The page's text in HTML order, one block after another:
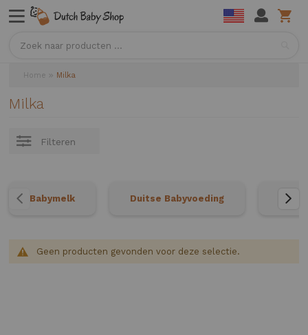
Home Milka
Milka
Filteren
Babymelk Duitse Babyvoeding
Geen producten gevonden voor deze selectie.